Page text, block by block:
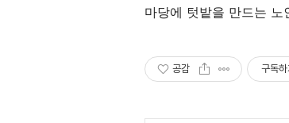
마당에 텃밭을 만드는
공감 구독하